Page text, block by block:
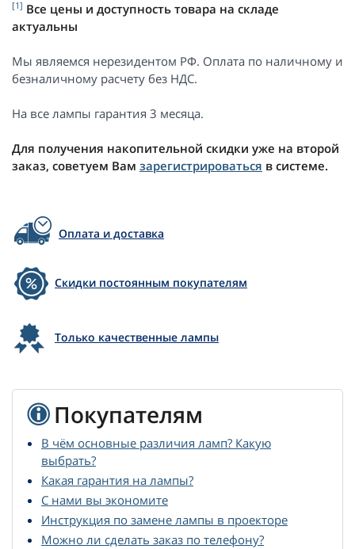
[1] Все цены и доступность товара на складе
актуальны
Мы являемся нерезидентом РФ. Оплата по наличному и
безналичному расчету без НДС.
На все лампы гарантия 3 месяца.
Для получения накопительной скидки уже на второй
заказ, советуем Вам зарегистрироваться в системе.
Оплата и доставка
Скидки постоянным покупателям
Только качественные лампы
Покупателям
В чём основные различия ламп? Какую
выбрать?
Какая гарантия на лампы?
С нами вы экономите
Инструкция по замене лампы в проекторе
Можно ли сделать заказ по телефону?